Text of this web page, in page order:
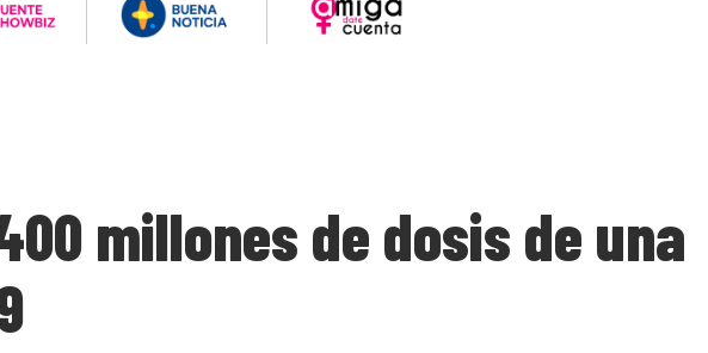
millones de dosis de una